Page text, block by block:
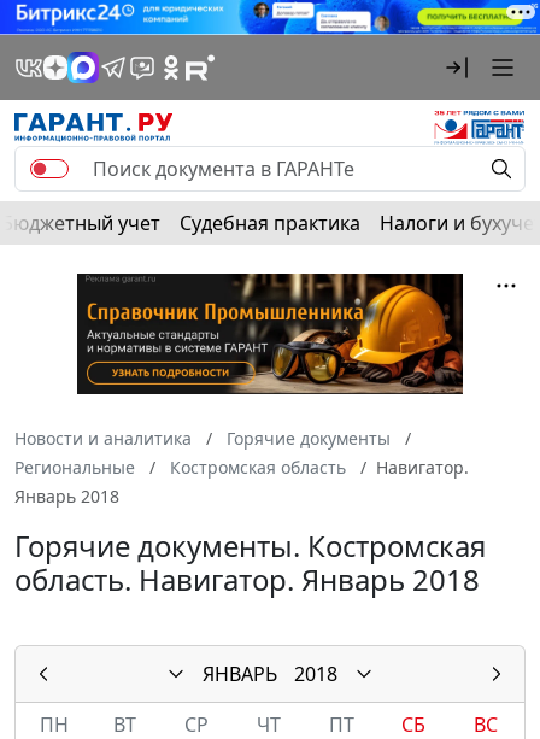
Бюджетный учет Судебная практика Налоги и
Новости и аналитика
Горячие документы
Региональные
Костромская область
Навигатор.
Январь 2018
Горячие документы. Костромская
область. Навигатор. Январь 2018
ЯНВАРЬ
2018
ПН
ВТ СР ЧТ ПТ СБ
ВС